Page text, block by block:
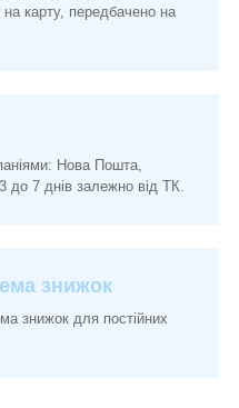
карту, передбачено на
Нова Пошта,
до 7 днів залежно від ТК.
знижок
знижок для постійних